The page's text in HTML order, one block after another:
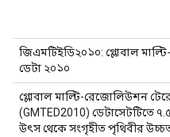
জিএমটিইডি২০১০: গ্লোবাল
ডেটা ২০১০
গ্লোবাল মাল্টি-রেজোলিউশন
(GMTED2010) ডেটাসেটটিতে
উৎস থেকে সংগৃহীত পৃথিবীর